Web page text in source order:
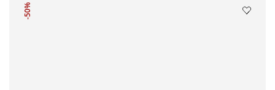
-50%